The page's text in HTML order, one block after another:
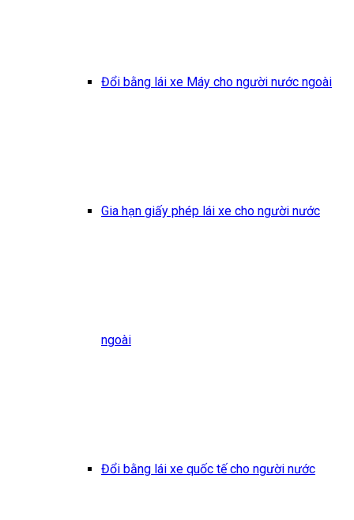
Đổi bằng lái xe Máy cho người nước ngoài
Gia hạn giấy phép lái xe cho người nước
ngoài
Đổi bằng lái xe quốc tế cho người nước